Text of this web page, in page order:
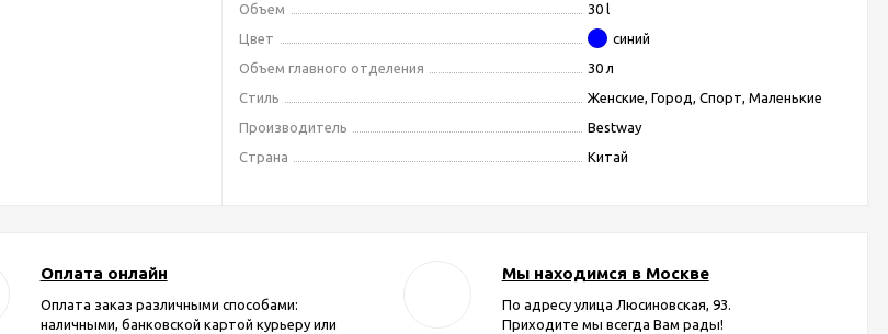
Объем
30 l
Цвет
синий
Объем главного отделения
30 л
Стиль
Женские, Город, Спорт, Маленькие
Производитель
Bestway
Страна
Китай
Оплата онлайн
Оплата заказ различными способами:
наличными, банковской картой курьеру или
Мы находимся в Москве
По адресу улица Люсиновская, 93.
Приходите мы всегда Вам рады!